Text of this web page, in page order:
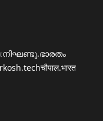
നിഘണ്ടു.ഭാരതം
चौपाल.भारत